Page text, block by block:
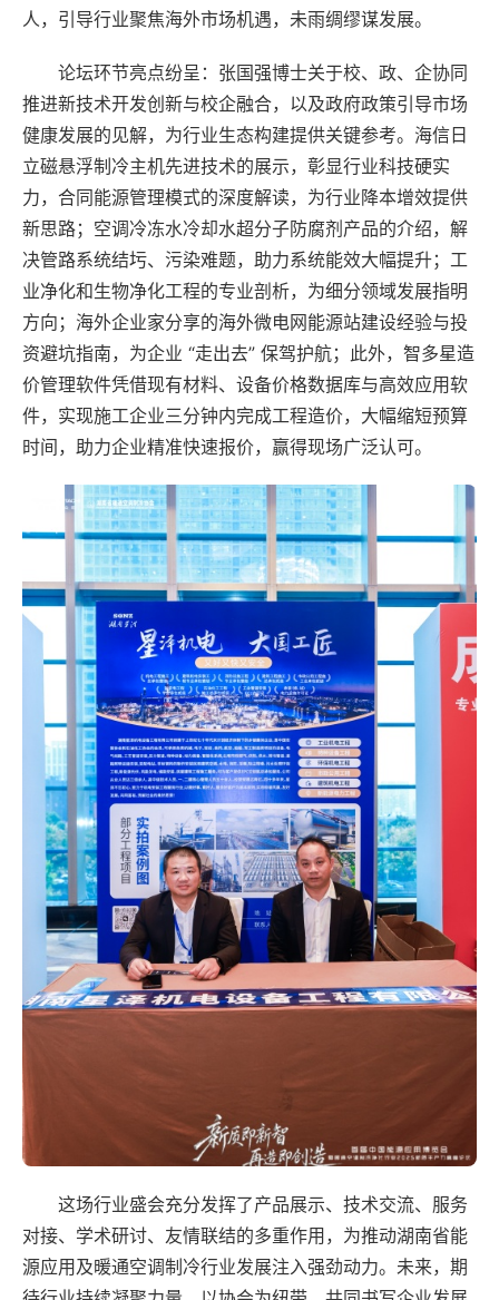
人，引导行业聚焦海外市场机遇，未雨绸缪谋发展。
论坛环节亮点纷呈：张国强博士关于校、政、企协同
推进新技术开发创新与校企融合，以及政府政策引导市场
健康发展的见解，为行业生态构建提供关键参考。海信日
立磁悬浮制冷主机先进技术的展示，彰显行业科技硬实
力，合同能源管理模式的深度解读，为行业降本增效提供
新思路；空调冷冻水冷却水超分子防腐剂产品的介绍，解
决管路系统结圬、污染难题，助力系统能效大幅提升；工
业净化和生物净化工程的专业剖析，为细分领域发展指明
方向；海外企业家分享的海外微电网能源站建设经验与投
资避坑指南，为企业 “走出去” 保驾护航；此外，智多星造
价管理软件凭借现有材料、设备价格数据库与高效应用软
件，实现施工企业三分钟内完成工程造价，大幅缩短预算
时间，助力企业精准快速报价，赢得现场广泛认可。
这场行业盛会充分发挥了产品展示、技术交流、服务
对接、学术研讨、友情联结的多重作用，为推动湖南省能
源应用及暖通空调制冷行业发展注入强劲动力。未来，期